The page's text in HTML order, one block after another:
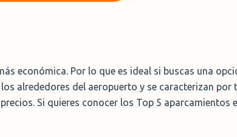
económica. Por lo que es ideal si buscas una
alrededores del aeropuerto y se caracterizan por
Si quieres conocer los Top 5 aparcamientos